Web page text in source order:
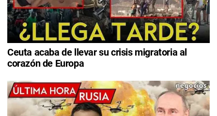
Ceuta acaba de llevar su crisis migratoria al
corazón de Europa